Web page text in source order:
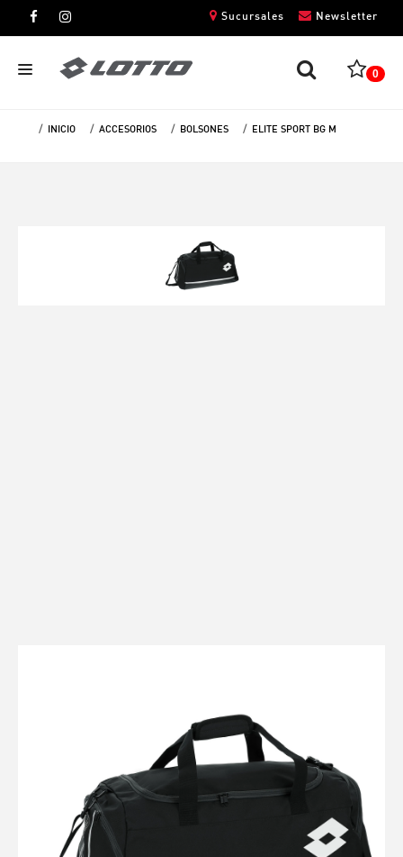
Newsletter
Sucursales
0
INICIO ACCESORIOS BOLSONES ELITE SPORT BG M